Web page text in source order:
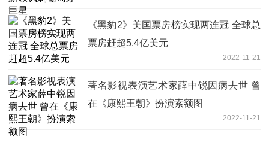
《黑豹2》美国票房榜实现两连冠 全球总
票房赶超5.4亿美元
2022-11-21
著名影视表演艺术家薛中锐因病去世 曾
在《康熙王朝》扮演索额图
2022-11-21